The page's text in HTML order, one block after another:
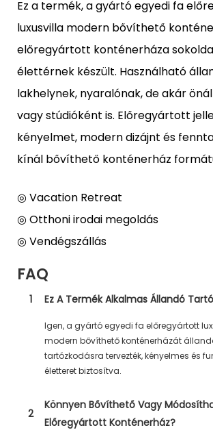
Ez a termék, a gyártó egyedi fa
luxusvilla modern bővíthető
előregyártott konténerháza
élettérnek készült. Használható
lakhelynek, nyaralónak, de akár
vagy stúdióként is. Előregyártott
kényelmet, modern dizájnt és
kínál bővíthető konténerház
◎ Vacation Retreat
◎ Otthoni irodai megoldás
◎ Vendégszállás
FAQ
1 Ez A Termék Alkalmas Állandó
Igen, a gyártó egyedi fa előregyártott
modern bővíthető konténerházát
tartózkodásra tervezték, kényelmes és
életteret biztosítva.
2
Könnyen Bővíthető Vagy
Előregyártott Konténerház?